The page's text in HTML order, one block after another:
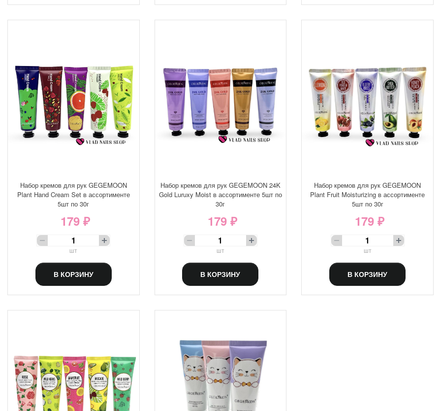
Набор кремов для рук GEGEMOON
Plant Hand Cream Set в ассортименте
5шт по 30г
179 ₽
шт
В КОРЗИНУ
Набор кремов для рук GEGEMOON 24K
Gold Luruxy Moist в ассортименте 5шт по
30г
179 ₽
шт
В КОРЗИНУ
Набор кремов для рук GEGEMOON
Plant Fruit Moisturizing в ассортименте
5шт по 30г
179 ₽
шт
В КОРЗИНУ